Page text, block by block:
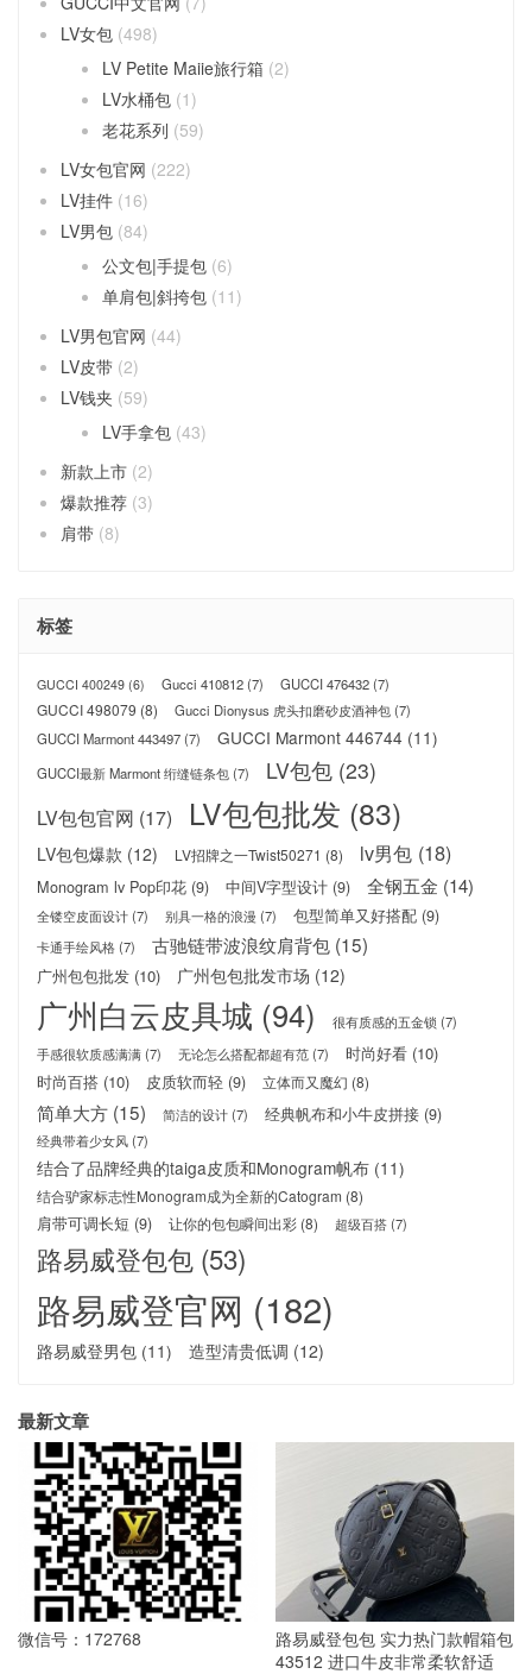
LV女包 (498)
LV Petite Maiie旅行箱 (2)
LV水桶包 (1)
老花系列 (59)
LV女包官网 (222)
LV挂件 (16)
LV男包 (84)
公文包|手提包 (6)
单肩包|斜挎包 (11)
LV男包官网 (44)
LV皮带 (2)
LV钱夹 (59)
LV手拿包 (43)
新款上市 (2)
爆款推荐 (3)
肩带 (8)
标签
GUCCI 400249 (6) Gucci 410812(7) GUCCI 476432(7)
GUCCI 498079 (8) Gucci Dionysus 虎头扣磨砂皮酒神包(7)
GUCCI Marmont 443497(7) GUCCI Marmont 446744 (11)
GUCCI最新 Marmont 绗缝链条包(7) LV包包 (23)
LV包包官网 (17) LV包包批发 (83)
LV包包爆款 (12) LV招牌之一Twist50271 (8) lv男包 (18)
Monogram lv Pop印花 (9) 中间V字型设计 (9) 全钢五金 (14)
全镂空皮面设计(7) 别具一格的浪漫 (7) 包型简单又好搭配 (9)
卡通手绘风格(7) 古驰链带波浪纹肩背包 (15)
广州包包批发 (10) 广州包包批发市场 (12)
广州白云皮具城 (94) 很有质感的五金锁 (7)
手感很软质感满满(7) 无论怎么搭配都超有范(7) 时尚好看 (10)
时尚百搭 (10) 皮质软而轻 (9) 立体而又魔幻 (8)
简单大方 (15) 简洁的设计(7) 经典帆布和小牛皮拼接 (9)
经典带着少女风(7)
结合了品牌经典的taiga皮质和Monogram帆布 (11)
结合驴家标志性Monogram成为全新的Catogram (8)
肩带可调长短 (9) 让你的包包瞬间出彩 (8) 超级百搭(7)
路易威登包包 (53)
路易威登官网 (182)
路易威登男包 (11) 造型清贵低调 (12)
最新文章
微信号：172768
路易威登包包 实力热门款帽箱包
43512 进口牛皮非常柔软舒适